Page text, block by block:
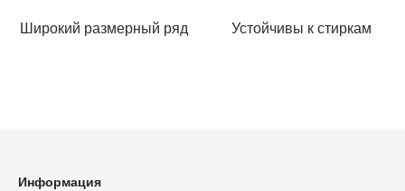
Широкий размерный ряд Устойчивы к стиркам
Информация